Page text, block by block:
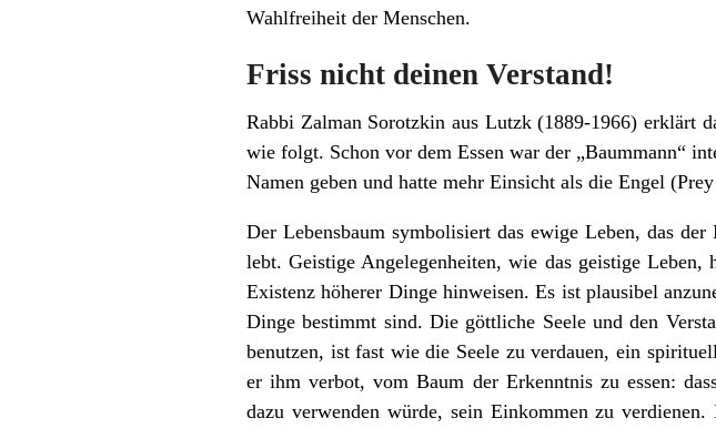
Wahlfreiheit der Menschen.
Friss nicht deinen Verstand!
Rabbi Zalman Sorotzkin aus Lutzk (1889-1966) erklärt
wie folgt. Schon vor dem Essen war der „Baummann“
Namen geben und hatte mehr Einsicht als die Engel
Der Lebensbaum symbolisiert das ewige Leben, das
lebt. Geistige Angelegenheiten, wie das geistige
Existenz höherer Dinge hinweisen. Es ist plausibel
Dinge bestimmt sind. Die göttliche Seele und den
benutzen, ist fast wie die Seele zu verdauen, ein
er ihm verbot, vom Baum der Erkenntnis zu essen:
dazu verwenden würde, sein Einkommen zu